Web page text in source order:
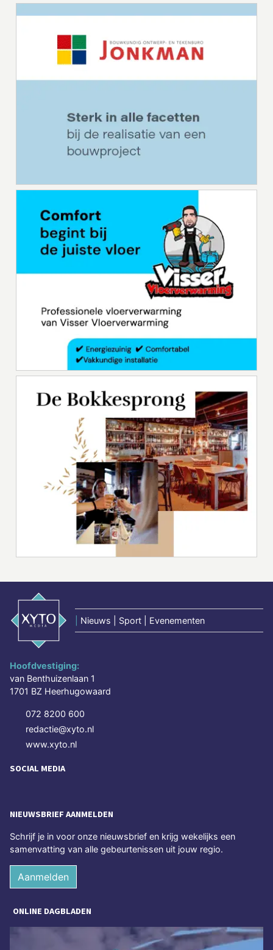
Nieuws | Sport | Evenementen
Hoofdvestiging:
van Benthuizenlaan 1
1701 BZ Heerhugowaard
072 8200 600
redactie@xyto.nl
www.xyto.nl
SOCIAL MEDIA
NIEUWSBRIEF AANMELDEN
Schrijf je in voor onze nieuwsbrief en krijg wekelijks een
samenvatting van alle gebeurtenissen uit jouw regio.
Aanmelden
ONLINE DAGBLADEN